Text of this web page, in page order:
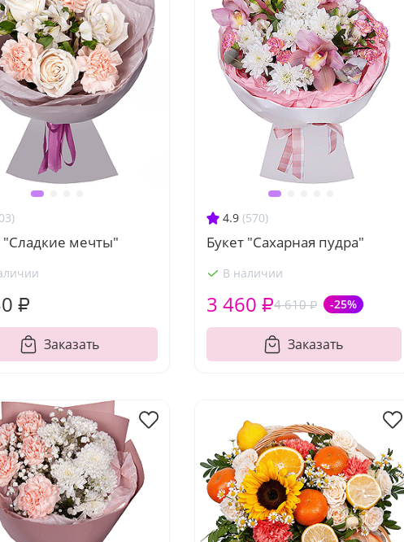
"Сладкие мечты"
₽
Заказать
4.9 (570)
Букет "Сахарная пудра"
В наличии
4 610 ₽ -25%
3 460 ₽
Заказать